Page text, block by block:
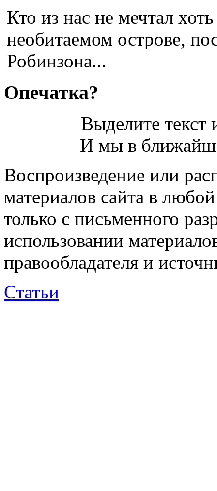
Кто из нас не мечтал
необитаемом острове,
Робинзона...
Опечатка?
Выделите
И мы в
Воспроизведение или
материалов сайта в
только с письменного
использовании
правообладателя и
Статьи